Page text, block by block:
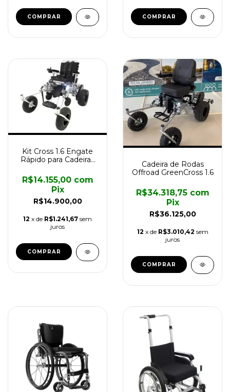
COMPRAR COMPRAR
Kit Cross 1.6 Engate
Rápido para Cadeiras
R$14.900,00
R$14.155,00 com
Pix
12 x de R$1.241,67 sem
juros
Cadeira de Rodas
Offroad GreenCross 1.6
R$36.125,00
R$34.318,75 com
Pix
12 x de R$3.010,42 sem
juros